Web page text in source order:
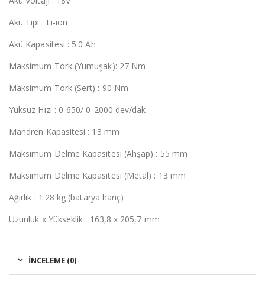
Akü Tipi : Li-ion
Akü Kapasitesi : 5.0 Ah
Maksimum Tork (Yumuşak): 27 Nm
Maksimum Tork (Sert) : 90 Nm
Yüksüz Hızı : 0-650/ 0-2000 dev/dak
Mandren Kapasitesi : 13 mm
Maksimum Delme Kapasitesi (Ahşap) : 55 mm
Maksimum Delme Kapasitesi (Metal) : 13 mm
Ağırlık : 1.28 kg (batarya hariç)
Uzunluk x Yükseklik : 163,8 x 205,7 mm
İNCELEME (0)